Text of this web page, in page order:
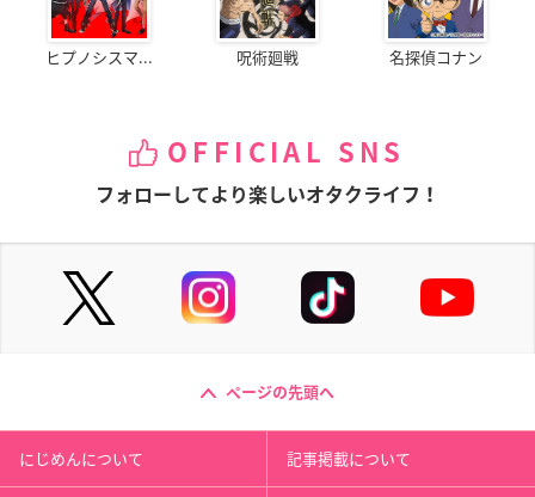
ヒプノシスマ... 呪術廻戦 名探偵コナン
OFFICIAL SNS
フォローしてより楽しいオタクライフ！
ページの先頭へ
にじめんについて 記事掲載について